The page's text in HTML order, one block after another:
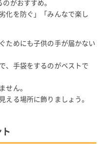
がおすすめ。
化を防ぐ」「みんなで楽し
ためにも子供の手が届かない
、手袋をするのがベストで
せん。
える場所に飾りましょう。